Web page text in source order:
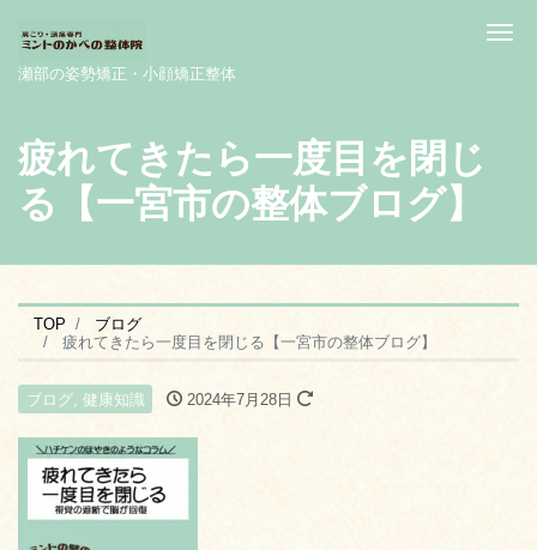
瀬部の姿勢矯正・小顔矯正整体
疲れてきたら一度目を閉じ
る【一宮市の整体ブログ】
TOP
ブログ
疲れてきたら一度目を閉じる【一宮市の整体ブログ】
ブログ, 健康知識 2024年7月28日